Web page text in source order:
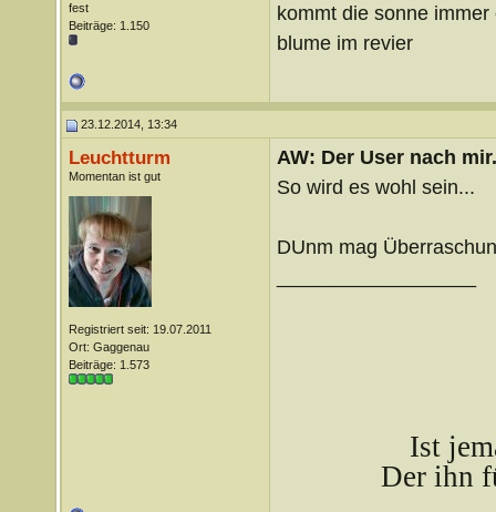
fest
Beiträge: 1.150
kommt die sonne
blume im revier
23.12.2014, 13:34
Leuchtturm
Momentan ist gut
Registriert seit: 19.07.2011
Ort: Gaggenau
Beiträge: 1.573
AW: Der User nach
So wird es wohl sein...
DUnm mag
Ist
Der ihn